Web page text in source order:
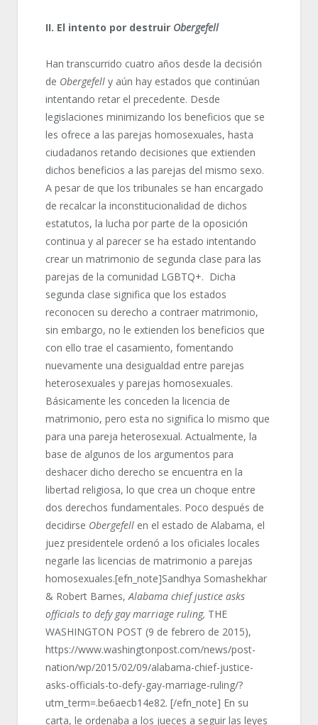
II. El intento por destruir Obergefell
Han transcurrido cuatro años desde la decisión
de Obergefelly aún hay estados que continúan
intentando retar el precedente. Desde
legislaciones minimizando los beneficios que se
les ofrece a las parejas homosexuales, hasta
ciudadanos retando decisiones que extienden
dichos beneficios a las parejas del mismo sexo.
A pesar de que los tribunales se han encargado
de recalcar la inconstitucionalidad de dichos
estatutos, la lucha por parte de la oposición
continua y al parecer se ha estado intentando
crear un matrimonio de segunda clase para las
parejas de la comunidad LGBTQ+. Dicha
segunda clase significa que los estados
reconocen su derecho a contraer matrimonio,
sin embargo, no le extienden los beneficios que
con ello trae el casamiento, fomentando
nuevamente una desigualdad entre parejas
heterosexuales y parejas homosexuales.
Básicamente les conceden la licencia de
matrimonio, pero esta no significa lo mismo que
para una pareja heterosexual. Actualmente, la
base de algunos de los argumentos para
deshacer dicho derecho se encuentra en la
libertad religiosa, lo que crea un choque entre
dos derechos fundamentales. Poco después de
decidirse Obergefellen el estado de Alabama, el
juez presidentele ordenó a los oficiales locales
negarle las licencias de matrimonio a parejas
homosexuales.[efn_note]Sandhya Somashekhar
& Robert Barnes, Alabama chief justice asks
officials to defy gay marriage ruling, THE
WASHINGTON POST (9 de febrero de 2015),
https://www.washingtonpost.com/news/post-
nation/wp/2015/02/09/alabama-chief-justice-
asks-officials-to-defy-gay-marriage-ruling/?
utm_term=.be6aecb14e82. [/efn_note] En su
carta, le ordenaba a los jueces a seguir las leyes